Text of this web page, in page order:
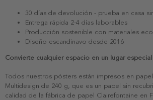
30 días de devolución - prueba en casa
Entrega rápida 2-4 días laborables
Producción sostenible con materiales
Diseño escandinavo desde 2016
Convierte cualquier espacio en un lugar
Todos nuestros pósters están impresos en
Multidesign de 240 g, que es un papel sin
calidad de la fábrica de papel Clairefontaine en